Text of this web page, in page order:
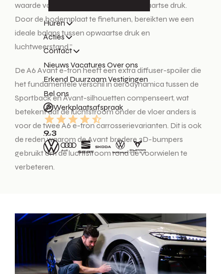
Huren
Acties
Contact
Nieuws Vacatures Over ons
Erkend DuurzaamVestigingen
Bel ons
Werkplaatsafspraak
9.3
waarde van de auto, maar ook de opwaartse druk.
Door de bodemplaat te finetunen, bereikten we een
ideale balans tussen opwaartse druk en
luchtweerstand.”
De A6 Avant e-tron heeft een extra diffuser-spoiler die
het fundamentele verschil in aerodynamica tussen de
Sportback en Avant-silhouetten compenseert, wat
betekent dat de luchtstroom onder de vloer anders is
voor de twee A6 e-tron carrosserievarianten. Dit is ook
de reden waarom de Avant bredere 3D-bumpers
gebruikt om de luchtstroom rond de voorwielen te
verbeteren.